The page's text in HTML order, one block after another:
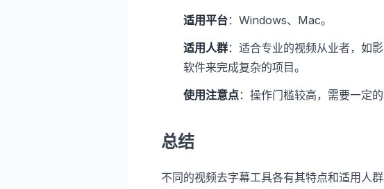
适用平台：Windows、Mac。
适用人群：适合专业的视频从业者，如
软件来完成复杂的项目。
使用注意点：操作门槛较高，需要一定
总结
不同的视频去字幕工具各有其特点和适用人